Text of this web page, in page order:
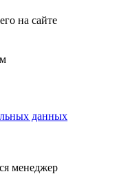
на сайте
данных
менеджер